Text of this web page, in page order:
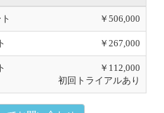
￥506,000
￥267,000
￥112,000
初回トライアルあり